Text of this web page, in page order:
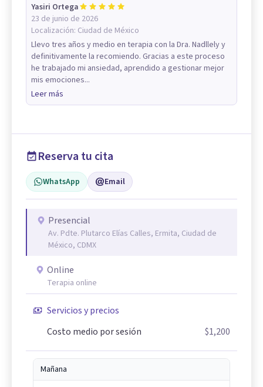
Yasiri Ortega
23 de junio de 2026
Localización: Ciudad de México
Llevo tres años y medio en terapia con la Dra. Nadllely y
definitivamente la recomiendo. Gracias a este proceso
he trabajado mi ansiedad, aprendido a gestionar mejor
mis emociones...
Leer más
Reserva tu cita
WhatsApp Email
Presencial
Av. Pdte. Plutarco Elías Calles, Ermita, Ciudad de
México, CDMX
Online
Terapia online
Servicios y precios
Costo medio por sesión
$1,200
Mañana